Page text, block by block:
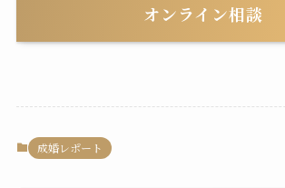
オンライン相談
成婚レポート